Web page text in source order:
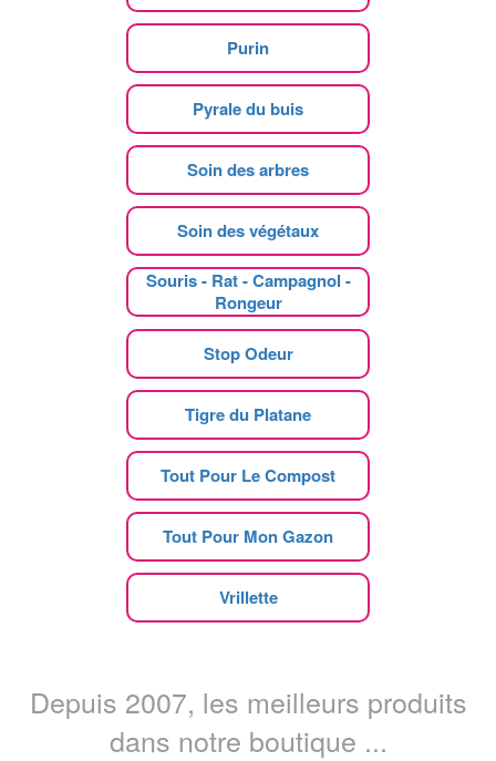
Purin
Pyrale du buis
Soin des arbres
Soin des végétaux
Souris - Rat - Campagnol -
Rongeur
Stop Odeur
Tigre du Platane
Tout Pour Le Compost
Tout Pour Mon Gazon
Vrillette
Depuis 2007, les meilleurs produits
dans notre boutique ...